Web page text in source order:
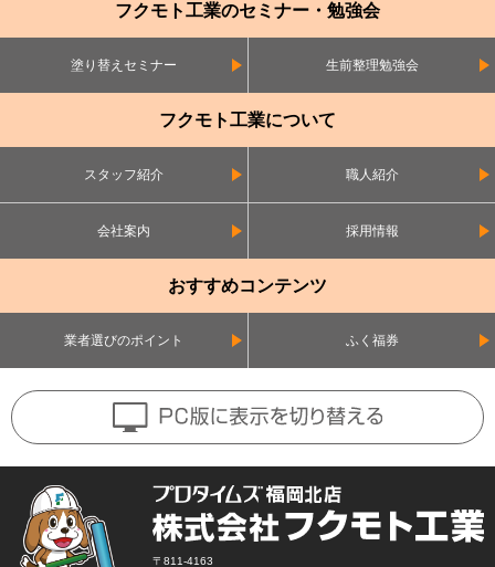
フクモト工業のセミナー・勉強会
塗り替えセミナー 生前整理勉強会
フクモト工業について
スタッフ紹介 職人紹介
会社案内 採用情報
おすすめコンテンツ
業者選びのポイント ふく福券
〒811-4163